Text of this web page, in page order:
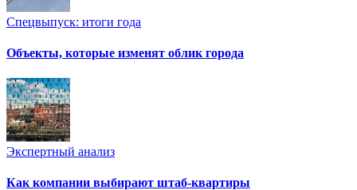
Спецвыпуск: итоги года
Объекты, которые изменят облик города
Экспертный анализ
Как компании выбирают штаб-квартиры